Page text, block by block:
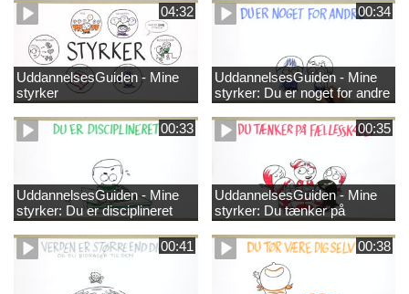
04:32
UddannelsesGuiden - Mine
styrker
00:34
UddannelsesGuiden - Mine
styrker: Du er noget for andre
00:33
UddannelsesGuiden - Mine
styrker: Du er disciplineret
00:35
UddannelsesGuiden - Mine
styrker: Du tænker på
fællesskabet
00:41
00:38